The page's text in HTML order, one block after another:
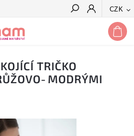
CZK
Hledat
TRIČKO